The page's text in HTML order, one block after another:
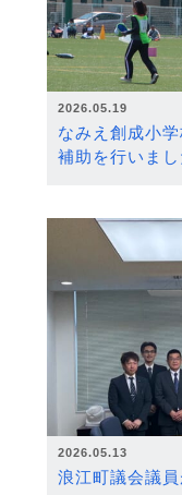
2026.05.19
なみえ創成小
補助を行いまし
2026.05.13
浪江町議会議